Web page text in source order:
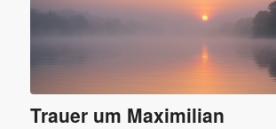
Trauer um Maximilian